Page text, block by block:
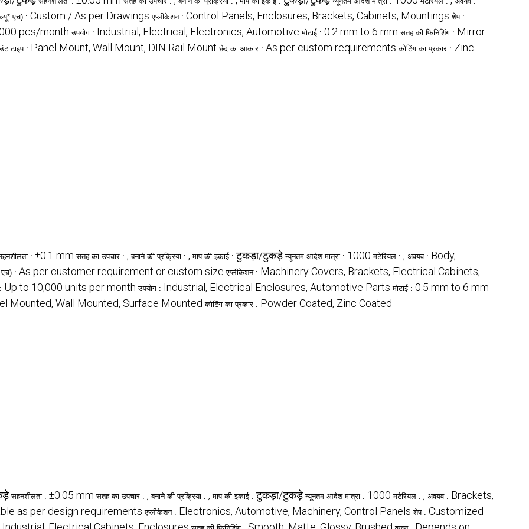
एच) : Custom / As per Drawings एप्लीकेशन : Control Panels, Enclosures, Brackets, Cabinets, Mountings शेप :
pcs/month उपयोग : Industrial, Electrical, Electronics, Automotive मोटाई : 0.2 mm to 6 mm सतह की फिनिशिंग : Mirror
टाइप : Panel Mount, Wall Mount, DIN Rail Mount छेद का आकार : As per custom requirements कोटिंग का प्रकार : Zinc
: ±0.1 mm सतह का उपचार : , बनाने की प्रक्रिया : , माप की इकाई : टुकड़ा/टुकड़े न्यूनतम आदेश मात्रा : 1000 मटेरियल : , अवयव : Body,
: As per customer requirement or custom size एप्लीकेशन : Machinery Covers, Brackets, Electrical Cabinets,
Up to 10,000 units per month उपयोग : Industrial, Electrical Enclosures, Automotive Parts मोटाई : 0.5 mm to 6 mm
Mounted, Wall Mounted, Surface Mounted कोटिंग का प्रकार : Powder Coated, Zinc Coated
सहनशीलता : ±0.05 mm सतह का उपचार : , बनाने की प्रक्रिया : , माप की इकाई : टुकड़ा/टुकड़े न्यूनतम आदेश मात्रा : 1000 मटेरियल : , अवयव : Brackets,
as per design requirements एप्लीकेशन : Electronics, Automotive, Machinery, Control Panels शेप : Customized